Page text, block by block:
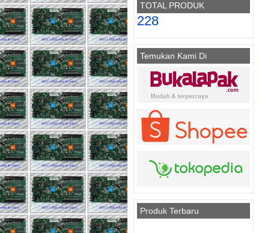
TOTAL PRODUK
228
Temukan Kami Di
Produk Terbaru